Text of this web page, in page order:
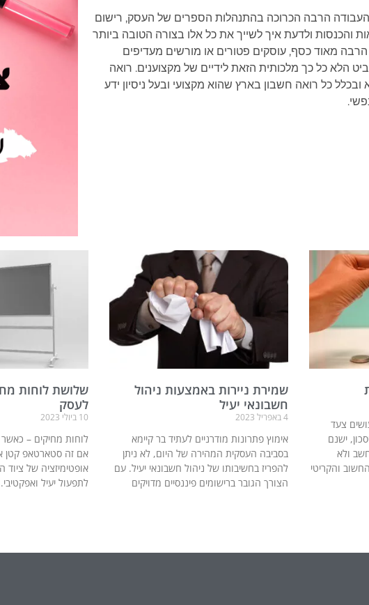
הרבה הכרוכה בהתנהלות הספרים של העסק, רישום
והכנסות ולדעת איך לשייך את כל אלו בצורה הטובה ביותר
מאוד כסף, עוסקים פטורים או מורשים מעדיפים
הלא כל כך מלכותית הזאת לידיים של מקצוענים. רואה
כל רואה חשבון בארץ שהוא מקצועי ובעל ניסיון ידע
צעד
ישנם
ולא
והקריטי
שמירת ניירות באמצעות ניהול
חשבונאי יעיל
4 באפריל 2023
אימוץ פתרונות מודרניים לעתיד בר קיימא
בסביבה העסקית המהירה של היום, לא ניתן
להפריז בחשיבותו של ניהול חשבונאי יעיל. עם
הצורך הגובר ברישומים פיננסיים מדויקים
שלושת לוחות
לעסק
10 ביולי 2023
לוחות מחיקים –
אם זה סטארטאפ קטן
אופטימיזציה של
לתפעול יעיל